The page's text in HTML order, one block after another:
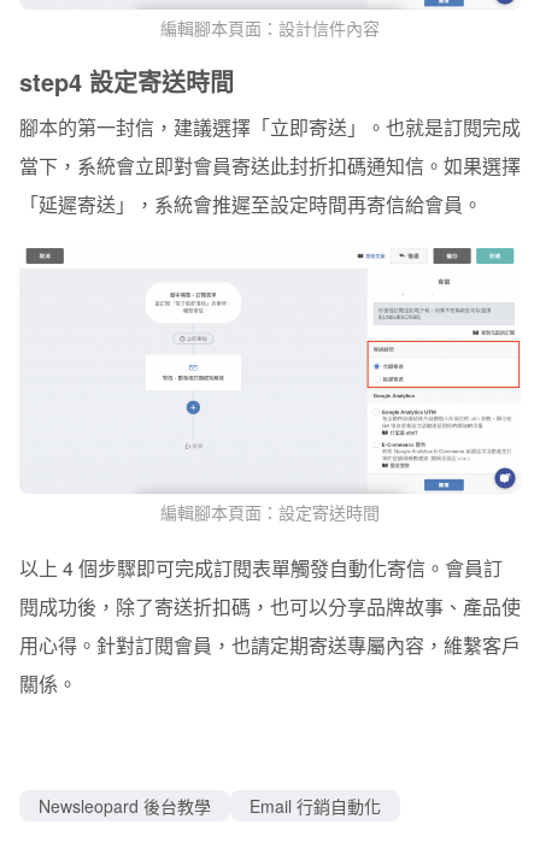
編輯腳本頁面：設計信件內容
step4 設定寄送時間
腳本的第一封信，建議選擇「立即寄送」。也就是訂閱完成
當下，系統會立即對會員寄送此封折扣碼通知信。如果選擇
「延遲寄送」，系統會推遲至設定時間再寄信給會員。
編輯腳本頁面：設定寄送時間
以上 4 個步驟即可完成訂閱表單觸發自動化寄信。會員訂
閱成功後，除了寄送折扣碼，也可以分享品牌故事、產品使
用心得。針對訂閱會員，也請定期寄送專屬內容，維繫客戶
關係。
Newsleopard 後台教學 Email 行銷自動化